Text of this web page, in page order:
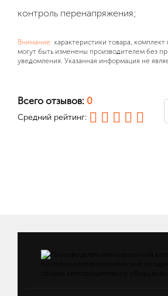
контроль перенапряжения;
Внимание: характеристики товара,
могут быть изменены производителем без
уведомления. Указанная информация не
Всего отзывов: 0
Средний рейтинг: